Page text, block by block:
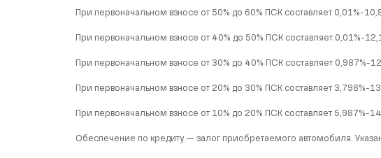
При первоначальном взносе от 50% до 60% ПСК составляет 0,01%-
При первоначальном взносе от 40% до 50% ПСК составляет 0,01%-
При первоначальном взносе от 30% до 40% ПСК составляет 0,987%-
При первоначальном взносе от 20% до 30% ПСК составляет 3,798%-
При первоначальном взносе от 10% до 20% ПСК составляет 5,987%-
Обеспечение по кредиту — залог приобретаемого автомобиля.